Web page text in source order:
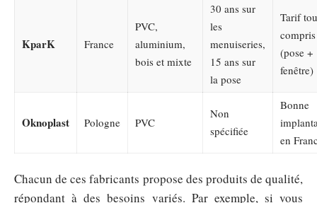
KparK France
PVC,
aluminium,
bois et mixte
30 ans sur
les
menuiseries,
15 ans sur
la pose
Tarif
compris
(pose +
fenêtre)
Oknoplast Pologne PVC
Non
spécifiée
Bonne
en
Chacun de ces fabricants propose des produits de qualité,
répondant à des besoins variés. Par exemple, si vous